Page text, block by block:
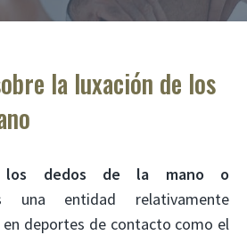
la luxación de los
los dedos de la mano o
entidad relativamente
deportes de contacto como el